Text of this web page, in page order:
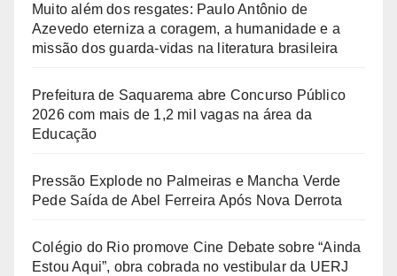
Muito além dos resgates: Paulo Antônio de
Azevedo eterniza a coragem, a humanidade e a
missão dos guarda-vidas na literatura brasileira
Prefeitura de Saquarema abre Concurso Público
2026 com mais de 1,2 mil vagas na área da
Educação
Pressão Explode no Palmeiras e Mancha Verde
Pede Saída de Abel Ferreira Após Nova Derrota
Colégio do Rio promove Cine Debate sobre “Ainda
Estou Aqui”, obra cobrada no vestibular da UERJ